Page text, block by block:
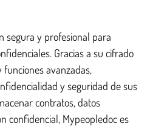
segura y profesional para
Gracias a su cifrado
avanzadas,
y seguridad de sus
contratos, datos
confidencial, Mypeopledoc es